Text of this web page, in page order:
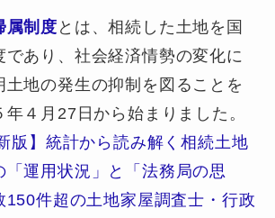
属制度 とは、相続した土地を国
であり、社会経済情勢の変化に
土地の発生の抑制を図ることを
年４月27日から始まりました。
版】統計から読み解く相続土地
「運用状況」と「法務局の思
150件超の土地家屋調査士・行政